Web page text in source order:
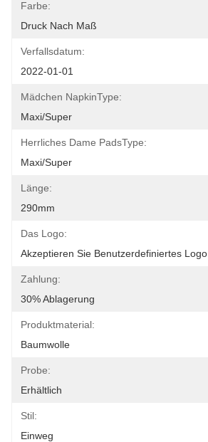
Farbe:
Druck Nach Maß
Verfallsdatum:
2022-01-01
Mädchen NapkinType:
Maxi/Super
Herrliches Dame PadsType:
Maxi/Super
Länge:
290mm
Das Logo:
Akzeptieren Sie Benutzerdefiniertes Logo
Zahlung:
30% Ablagerung
Produktmaterial:
Baumwolle
Probe:
Erhältlich
Stil:
Einweg